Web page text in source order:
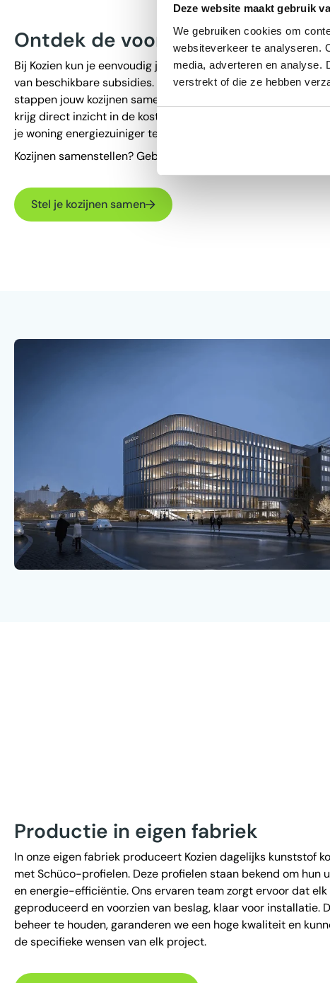
Deze website maakt gebruik
We gebruiken cookies om
websiteverkeer te analyseren.
media, adverteren en analyse.
verstrekt of die ze hebben
Ontdek de voordelen van
Bij Kozien kun je eenvoudig je maatwerk kunststof kozijnen
van beschikbare subsidies. Met onze gebruiksvriendelijke
stappen jouw kozijnen samen: kies de afmetingen, glasopties
krijg direct inzicht in de kosten. Dit kan je helpen om de
je woning energiezuiniger te maken.
Kozijnen samenstellen? Gebruik de knop hieronder en begin
Stel je kozijnen samen
Productie in eigen fabriek
In onze eigen fabriek produceert Kozien dagelijks kunststof
met Schüco-profielen. Deze profielen staan bekend om hun
en energie-efficiëntie. Ons ervaren team zorgt ervoor dat
geproduceerd en voorzien van beslag, klaar voor installatie.
beheer te houden, garanderen we een hoge kwaliteit en
de specifieke wensen van elk project.